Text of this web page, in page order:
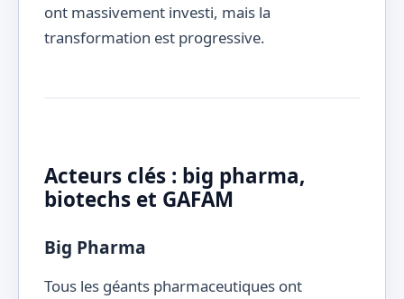
ont massivement investi, mais la
transformation est progressive.
Acteurs clés : big pharma,
biotechs et GAFAM
Big Pharma
Tous les géants pharmaceutiques ont